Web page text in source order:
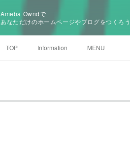
Ameba Owndで
あなただけのホームページやブログをつくろう
TOP Information MENU